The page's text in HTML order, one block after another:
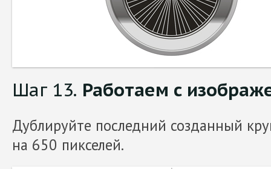
Шаг 13. Работаем с
Дублируйте последний созданный
на 650 пикселей.